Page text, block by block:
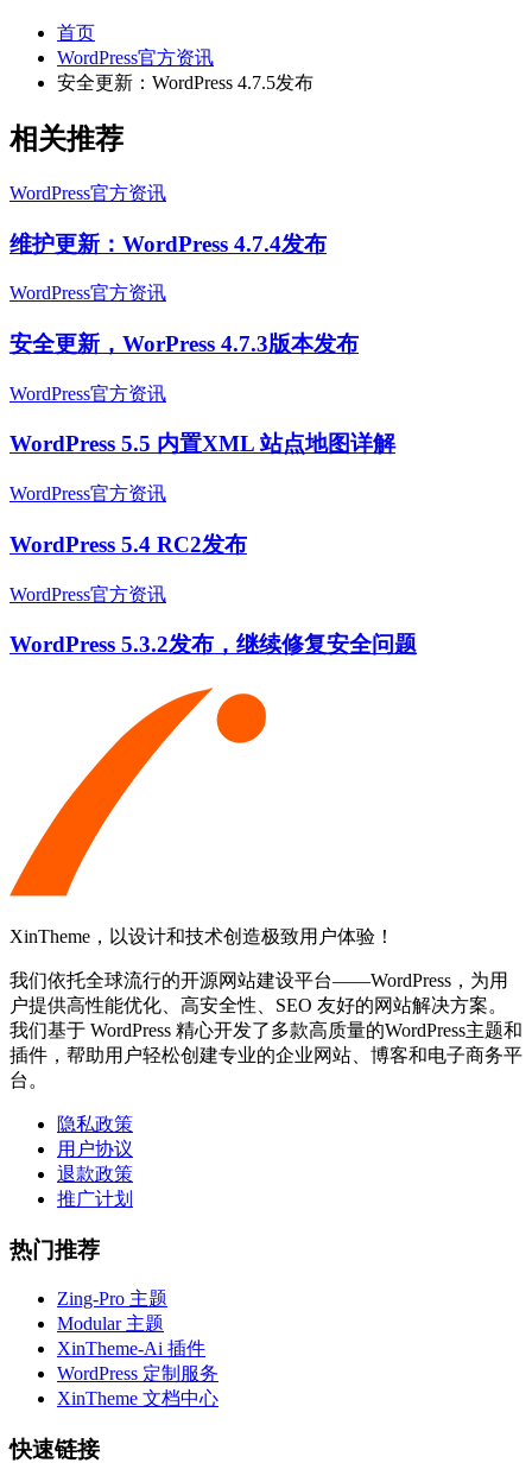
首页
WordPress官方资讯
安全更新：WordPress 4.7.5发布
相关推荐
WordPress官方资讯
维护更新：WordPress 4.7.4发布
WordPress官方资讯
安全更新，WorPress 4.7.3版本发布
WordPress官方资讯
WordPress 5.5 内置XML 站点地图详解
WordPress官方资讯
WordPress 5.4 RC2发布
WordPress官方资讯
WordPress 5.3.2发布，继续修复安全问题
XinTheme，以设计和技术创造极致用户体验！
我们依托全球流行的开源网站建设平台——WordPress，为用
户提供高性能优化、高安全性、SEO 友好的网站解决方案。
我们基于 WordPress 精心开发了多款高质量的WordPress主题和
插件，帮助用户轻松创建专业的企业网站、博客和电子商务平
台。
隐私政策
用户协议
退款政策
推广计划
热门推荐
Zing-Pro 主题
Modular 主题
XinTheme-Ai 插件
WordPress 定制服务
XinTheme 文档中心
快速链接